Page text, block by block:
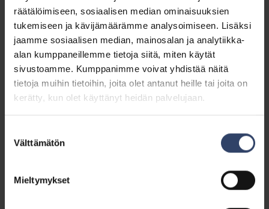
räätälöimiseen, sosiaalisen median ominaisuuksien
tukemiseen ja kävijämäärämme analysoimiseen. Lisäksi
jaamme sosiaalisen median, mainosalan ja analytiikka-
alan kumppaneillemme tietoja siitä, miten käytät
sivustoamme. Kumppanimme voivat yhdistää näitä
tietoja muihin tietoihin, joita olet antanut heille tai joita on
kerätty, kun olet käyttänyt heidän palvelujaan.
valinta
Välttämätön
Mieltymykset
Radioamatööri
Selviytyminen
Sissikoulutus